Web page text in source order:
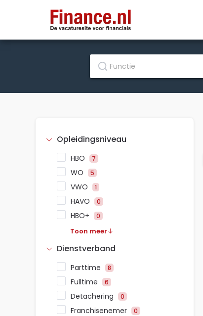
Opleidingsniveau
HBO 7
WO 5
VWO 1
HAVO 0
HBO+ 0
Toon meer
Dienstverband
Parttime 8
Fulltime 6
Detachering 0
Franchisenemer 0